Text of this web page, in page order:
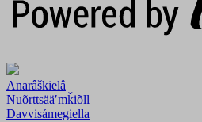
Anarâškielâ
Nuõrttsääʹmǩiõll
Davvisámegiella